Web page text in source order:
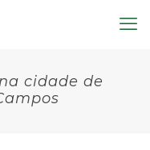
cidade de